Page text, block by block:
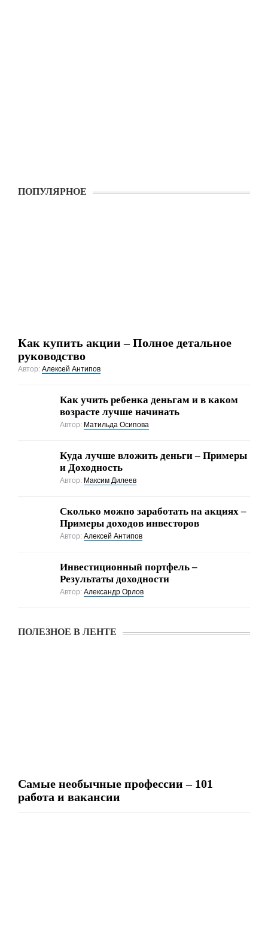
ПОПУЛЯРНОЕ
Как купить акции – Полное детальное
руководство
Автор:Алексей Антипов
Как учить ребенка деньгам и в каком
возрасте лучше начинать
Автор: Матильда Осипова
Куда лучше вложить деньги – Примеры
и Доходность
Автор: Максим Дилеев
Cколько можно заработать на акциях –
Примеры доходов инвесторов
Автор:Алексей Антипов
Инвестиционный портфель –
Результаты доходности
Автор:Александр Орлов
ПОЛЕЗНОЕ В ЛЕНТЕ
Самые необычные профессии – 101
работа и вакансии